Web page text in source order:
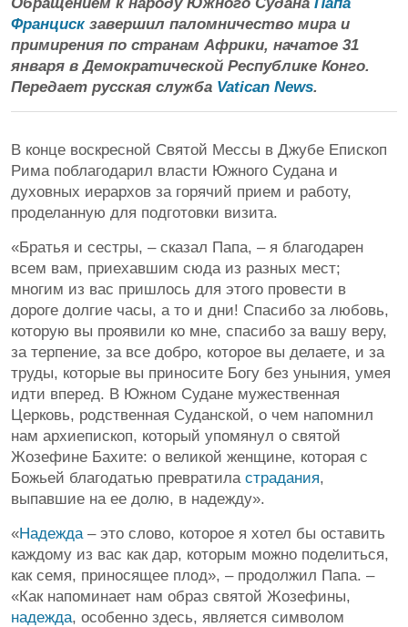
Франциск завершил паломничество мира и
примирения по странам Африки, начатое 31
января в Демократической Республике Конго.
Передает русская служба Vatican News.
В конце воскресной Святой Мессы в Джубе Епископ
Рима поблагодарил власти Южного Судана и
духовных иерархов за горячий прием и работу,
проделанную для подготовки визита.
«Братья и сестры, – сказал Папа, – я благодарен
всем вам, приехавшим сюда из разных мест;
многим из вас пришлось для этого провести в
дороге долгие часы, а то и дни! Спасибо за любовь,
которую вы проявили ко мне, спасибо за вашу веру,
за терпение, за все добро, которое вы делаете, и за
труды, которые вы приносите Богу без уныния, умея
идти вперед. В Южном Судане мужественная
Церковь, родственная Суданской, о чем напомнил
нам архиепископ, который упомянул о святой
Жозефине Бахите: о великой женщине, которая с
Божьей благодатью превратила страдания,
выпавшие на ее долю, в надежду».
«Надежда – это слово, которое я хотел бы оставить
каждому из вас как дар, которым можно поделиться,
как семя, приносящее плод», – продолжил Папа. –
«Как напоминает нам образ святой Жозефины,
надежда, особенно здесь, является символом